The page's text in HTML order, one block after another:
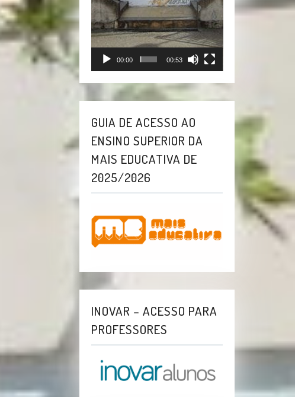
00:00 00:53
GUIA DE ACESSO AO
ENSINO SUPERIOR DA
MAIS EDUCATIVA DE
2025/2026
INOVAR – ACESSO PARA
PROFESSORES